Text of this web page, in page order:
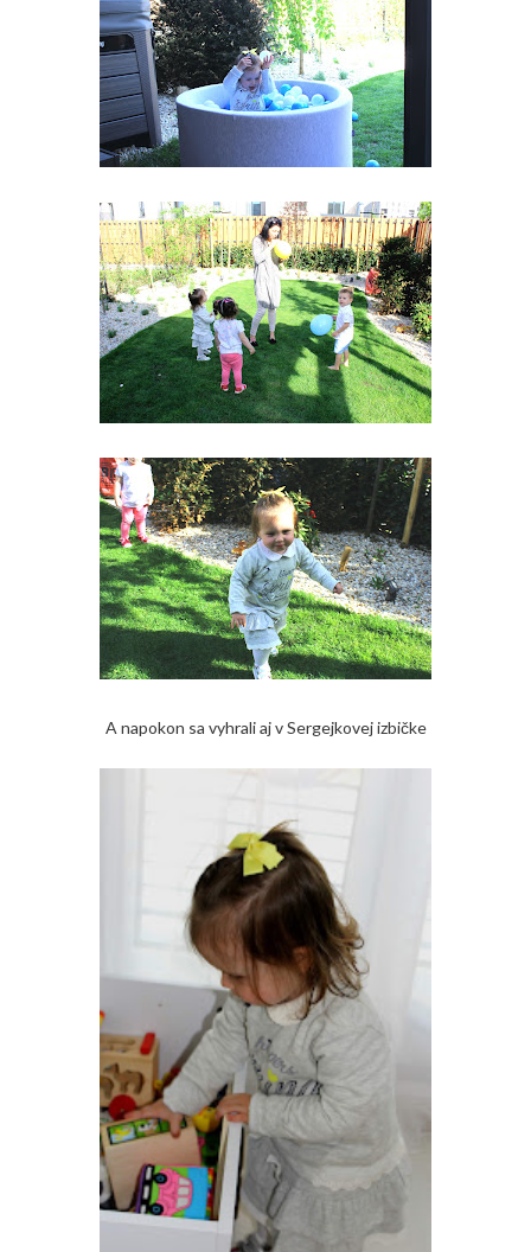
A napokon sa vyhrali aj v Sergejkovej izbičke